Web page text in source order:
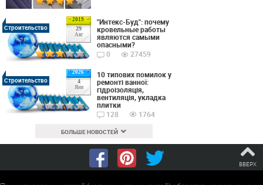
2019
29
Авг
Строительство
"Интекс-Буд": почему
кровельные работы
являются самыми
опасными?
0
27459
2026
4
Янв
Строительство
10 типових помилок у
ремонті ванної:
гідроізоляція,
вентиляція, укладка
плитки
128
1764
БОЛЬШЕ НОВОСТЕЙ
ВВЕРХ